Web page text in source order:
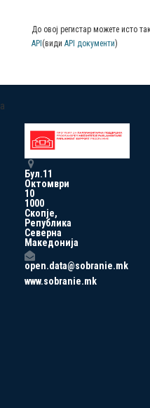
До овој регистар можете исто
API (види API документи)
a
Бул.11
Октомври
10
1000
Скопје,
Република
Северна
Македонија
open.data@sobranie.mk
www.sobranie.mk